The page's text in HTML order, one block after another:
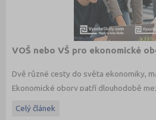
VOŠ nebo VŠ pro ekonomické
Dvě různé cesty do světa ekonomiky,
Ekonomické obory patří dlouhodobě
studovat, ale také jakým způsobem.
Celý článek